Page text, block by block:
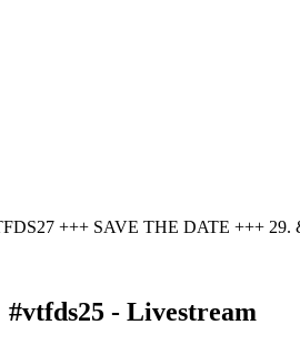
+++ SAVE THE DATE +++ 29.
#vtfds25 - Livestream